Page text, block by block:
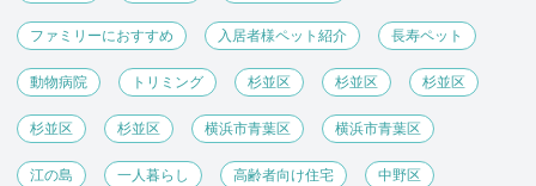
ファミリーにおすすめ 入居者様ペット紹介 長寿ペット
動物病院 トリミング 杉並区 杉並区 杉並区
杉並区 杉並区 横浜市青葉区 横浜市青葉区
江の島 一人暮らし 高齢者向け住宅 中野区